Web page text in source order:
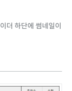
더 하단에 썸네일이